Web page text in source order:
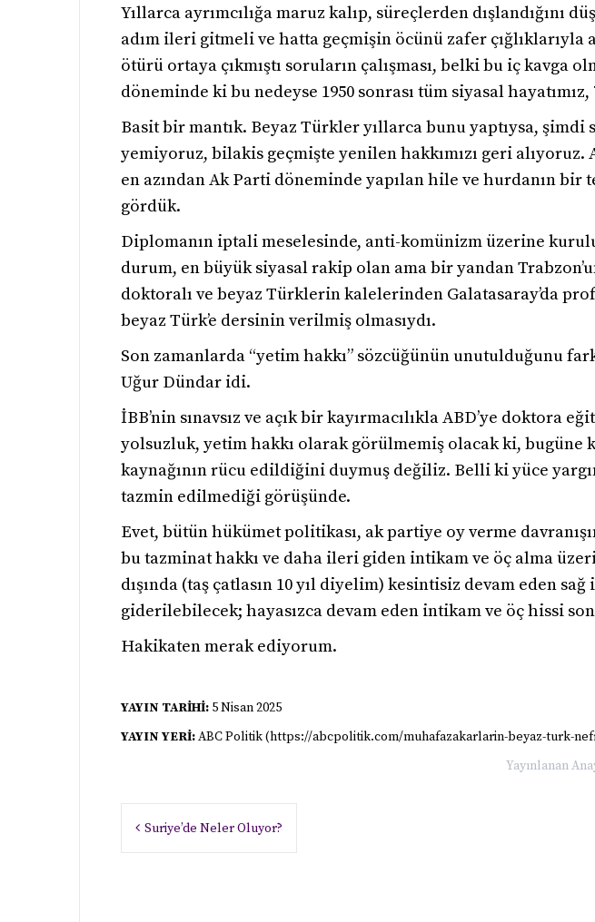
Yıllarca ayrımcılığa maruz kalıp, süreçlerden
adım ileri gitmeli ve hatta geçmişin öcünü zafer çığlıklarıyla
ötürü ortaya çıkmıştı soruların çalışması, belki bu iç kavga
döneminde ki bu nedeyse 1950 sonrası tüm siyasal
Basit bir mantık. Beyaz Türkler yıllarca bunu yaptıysa, şimdi
yemiyoruz, bilakis geçmişte yenilen hakkımızı geri
en azından Ak Parti döneminde yapılan hile ve hurdanın
gördük.
Diplomanın iptali meselesinde, anti-komünizm üzerine
durum, en büyük siyasal rakip olan ama bir yandan
doktoralı ve beyaz Türklerin kalelerinden Galatasaray’da
beyaz Türk’e dersinin verilmiş olmasıydı.
Son zamanlarda “yetim hakkı” sözcüğünün unutulduğunu
Uğur Dündar idi.
İBB’nin sınavsız ve açık bir kayırmacılıkla ABD’ye
yolsuzluk, yetim hakkı olarak görülmemiş olacak ki, bugüne
kaynağının rücu edildiğini duymuş değiliz. Belli ki yüce
tazmin edilmediği görüşünde.
Evet, bütün hükümet politikası, ak partiye oy verme
bu tazminat hakkı ve daha ileri giden intikam ve öç alma
dışında (taş çatlasın 10 yıl diyelim) kesintisiz devam eden
giderilebilecek; hayasızca devam eden intikam ve öç hissi
Hakikaten merak ediyorum.
YAYIN TARİHİ: 5 Nisan 2025
YAYIN YERİ:ABC Politik (https://abcpolitik.com/muhafazakarlarin-beyaz-turk-
Yayınlanan
Yazı
Suriye’de Neler Oluyor?